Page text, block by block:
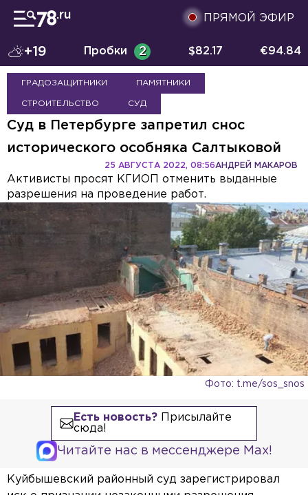
ПРЯМОЙ ЭФИР
+19 Пробки 2 $82.17 €94.84
ГРАДОЗАЩИТНИКИ ПАМЯТНИКИ
СТРОИТЕЛЬСТВО СУД
Суд в Петербурге запретил снос
исторического особняка Салтыковой
АНДРЕЙ МАКАРОВ
25 АВГУСТА 2022, 08:56
Активисты просят КГИОП отменить выданные
разрешения на проведение работ.
Фото: t.me/sos_snos
Есть новость?Присылайте
сюда!
Читайте нас в мессенджере Max!
Куйбышевский районный суд зарегистрировал